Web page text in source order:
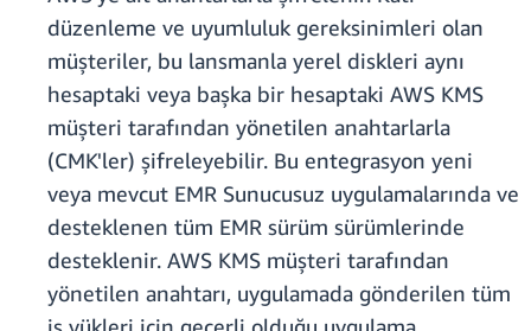
düzenleme ve uyumluluk gereksinimleri olan
müşteriler, bu lansmanla yerel diskleri aynı
hesaptaki veya başka bir hesaptaki AWS KMS
müşteri tarafından yönetilen anahtarlarla
(CMK'ler) şifreleyebilir. Bu entegrasyon yeni
veya mevcut EMR Sunucusuz uygulamalarında ve
desteklenen tüm EMR sürüm sürümlerinde
desteklenir. AWS KMS müşteri tarafından
yönetilen anahtarı, uygulamada gönderilen tüm